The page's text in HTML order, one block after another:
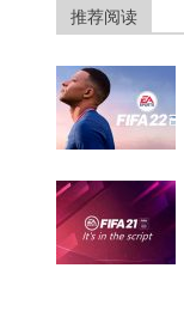
推荐阅读